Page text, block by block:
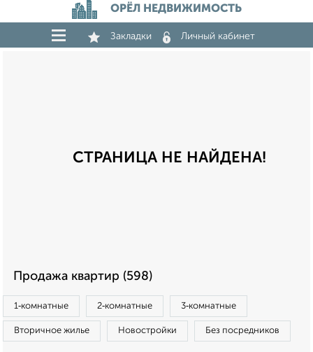
ОРЁЛ НЕДВИЖИМОСТЬ
Закладки Личный кабинет
СТРАНИЦА НЕ НАЙДЕНА!
Продажа квартир (598)
1‑комнатные 2‑комнатные 3‑комнатные
Вторичное жилье Новостройки Без посредников